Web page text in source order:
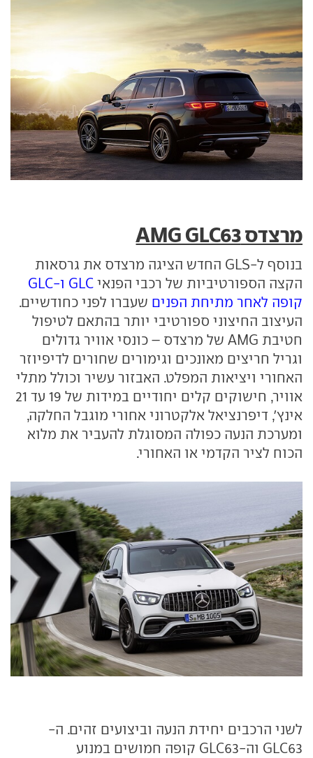
מרצדס AMG GLC63
בנוסף ל-GLS החדש הציגה מרצדס את גרסאות
הקצה הספורטיביות של רכבי הפנאי
GLC ו-GLC
קופה לאחר מתיחת הפנים שעברו לפני כחודשיים.
העיצוב החיצוני ספורטיבי יותר בהתאם לטיפול
חטיבת AMG של מרצדס – כונסי אוויר גדולים
וגריל חריצים מאונכים וגימורים שחורים לדיפיוזר
האחורי ויציאות המפלט. האבזור עשיר וכולל מתלי
אוויר, חישוקים קלים יחודיים במידות של 19 עד 21
אינץ', דיפרנציאל אלקטרוני אחורי מוגבל החלקה,
ומערכת הנעה כפולה המסוגלת להעביר את מלוא
הכוח לציר הקדמי או האחורי.
לשני הרכבים יחידת הנעה וביצועים זהים. ה-
GLC63 וה-GLC63 קופה חמושים במנוע